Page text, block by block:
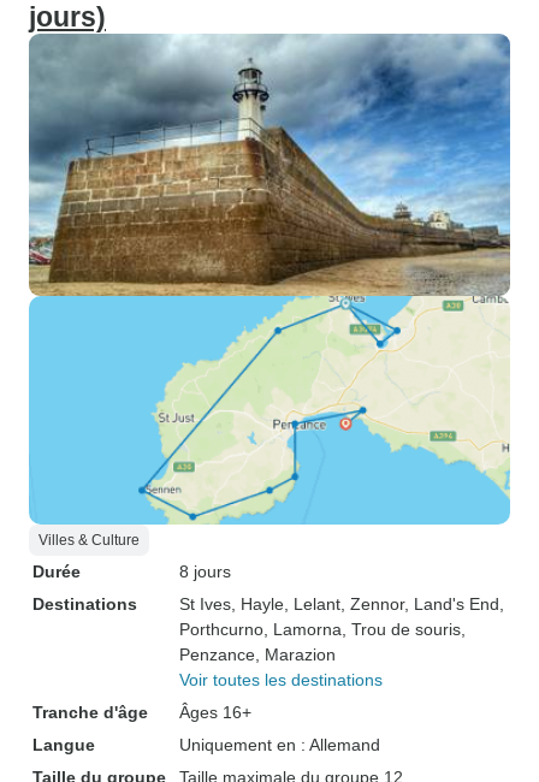
jours)
Villes & Culture
Durée
8 jours
Destinations
St Ives , Hayle , Lelant , Zennor, Land's End
Porthcurno , Lamorna , Trou de souris
Penzance , Marazion
Voir toutes les destinations
Tranche d'âge
Âges 16+
Langue
Uniquement en : Allemand
Taille du groupe
Taille maximale du groupe 12